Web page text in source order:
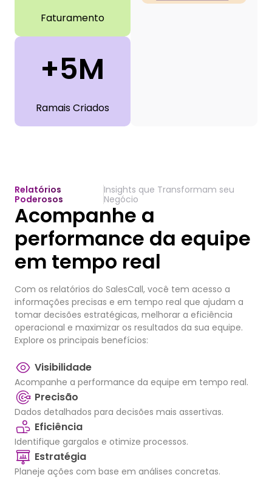
Faturamento
+5M
Ramais Criados
Relatórios
Poderosos
Insights que Transformam seu
Negócio
Acompanhe a
performance da equipe
em tempo real
Com os relatórios do SalesCall, você tem acesso a
informações precisas e em tempo real que ajudam a
tomar decisões estratégicas, melhorar a eficiência
operacional e maximizar os resultados da sua equipe.
Explore os principais benefícios:
Visibilidade
Acompanhe a performance da equipe em tempo real.
Precisão
Dados detalhados para decisões mais assertivas.
Eficiência
Identifique gargalos e otimize processos.
Estratégia
Planeje ações com base em análises concretas.